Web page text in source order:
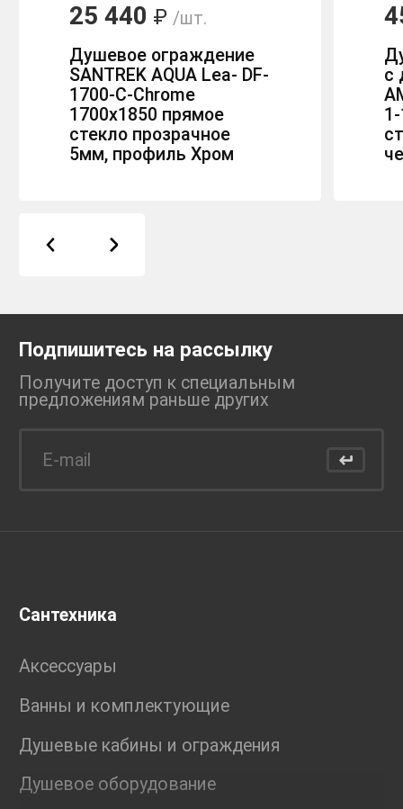
25 440 ₽ /шт.
Душевое ограждение
SANTREK AQUA Lea- DF-
1700-C-Chrome
1700х1850 прямое
стекло прозрачное
5мм, профиль Хром
с
Подпишитесь на рассылку
Получите доступ к специальным
предложениям раньше других
Сантехника
Аксессуары
Ванны и комплектующие
Душевые кабины и ограждения
Душевое оборудование